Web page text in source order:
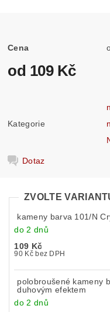
Cena
od 109 Kč
Kategorie
Dotaz
ZVOLTE
kameny barva 101/N
do 2 dnů
109 Kč
90 Kč bez DPH
polobroušené kameny
duhovým efektem
do 2 dnů